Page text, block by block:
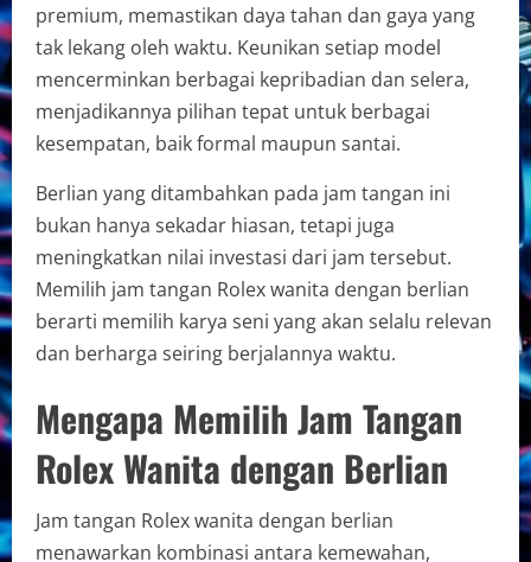
premium, memastikan daya tahan dan gaya yang
tak lekang oleh waktu. Keunikan setiap model
mencerminkan berbagai kepribadian dan selera,
menjadikannya pilihan tepat untuk berbagai
kesempatan, baik formal maupun santai.
Berlian yang ditambahkan pada jam tangan ini
bukan hanya sekadar hiasan, tetapi juga
meningkatkan nilai investasi dari jam tersebut.
Memilih jam tangan Rolex wanita dengan berlian
berarti memilih karya seni yang akan selalu relevan
dan berharga seiring berjalannya waktu.
Mengapa Memilih Jam Tangan
Rolex Wanita dengan Berlian
Jam tangan Rolex wanita dengan berlian
menawarkan kombinasi antara kemewahan,